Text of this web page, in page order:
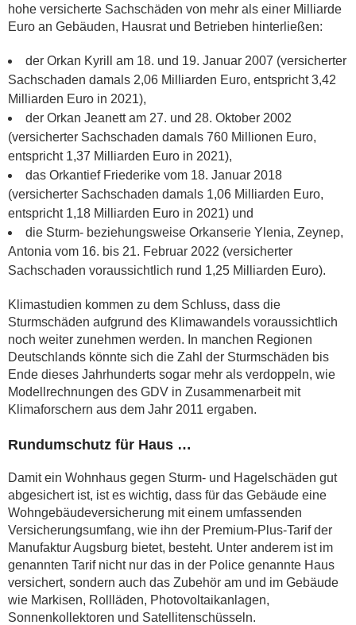
hohe versicherte Sachschäden von mehr als einer Milliarde
Euro an Gebäuden, Hausrat und Betrieben hinterließen:
der Orkan Kyrill am 18. und 19. Januar 2007 (versicherter
Sachschaden damals 2,06 Milliarden Euro, entspricht 3,42
Milliarden Euro in 2021),
der Orkan Jeanett am 27. und 28. Oktober 2002
(versicherter Sachschaden damals 760 Millionen Euro,
entspricht 1,37 Milliarden Euro in 2021),
das Orkantief Friederike vom 18. Januar 2018
(versicherter Sachschaden damals 1,06 Milliarden Euro,
entspricht 1,18 Milliarden Euro in 2021) und
die Sturm- beziehungsweise Orkanserie Ylenia, Zeynep,
Antonia vom 16. bis 21. Februar 2022 (versicherter
Sachschaden voraussichtlich rund 1,25 Milliarden Euro).
Klimastudien kommen zu dem Schluss, dass die
Sturmschäden aufgrund des Klimawandels voraussichtlich
noch weiter zunehmen werden. In manchen Regionen
Deutschlands könnte sich die Zahl der Sturmschäden bis
Ende dieses Jahrhunderts sogar mehr als verdoppeln, wie
Modellrechnungen des GDV in Zusammenarbeit mit
Klimaforschern aus dem Jahr 2011 ergaben.
Rundumschutz für Haus …
Damit ein Wohnhaus gegen Sturm- und Hagelschäden gut
abgesichert ist, ist es wichtig, dass für das Gebäude eine
Wohngebäudeversicherung mit einem umfassenden
Versicherungsumfang, wie ihn der Premium-Plus-Tarif der
Manufaktur Augsburg bietet, besteht. Unter anderem ist im
genannten Tarif nicht nur das in der Police genannte Haus
versichert, sondern auch das Zubehör am und im Gebäude
wie Markisen, Rollläden, Photovoltaikanlagen,
Sonnenkollektoren und Satellitenschüsseln.